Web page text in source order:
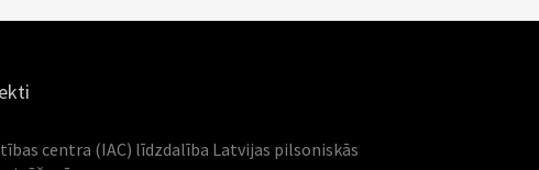
centra (IAC) līdzdalība Latvijas pilsoniskās